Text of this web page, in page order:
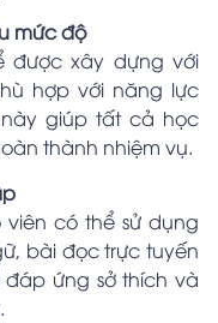
mức độ
được xây dựng với
hợp với năng lực
giúp tất cả học
thành nhiệm vụ.
có thể sử dụng
bài đọc trực tuyến
ứng sở thích và